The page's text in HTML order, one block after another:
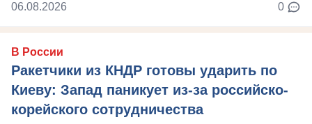
06.08.2026 0
В России
Ракетчики из КНДР готовы ударить по
Киеву: Запад паникует из-за российско-
корейского сотрудничества